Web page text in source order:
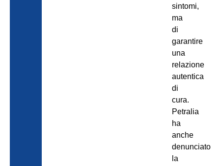
sintomi,
ma
di
garantire
una
relazione
autentica
di
cura.
Petralia
ha
anche
denunciato
la